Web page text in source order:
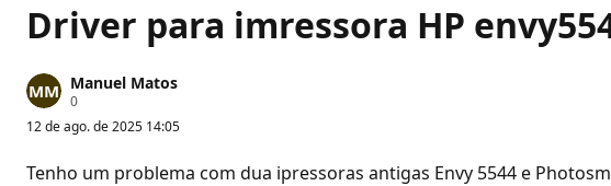
Driver para imressora HP
Manuel Matos
0P
n
o
12 de ago. de 2025 14:05
Tenho um problema com dua ipressoras antigas Envy 5544 e